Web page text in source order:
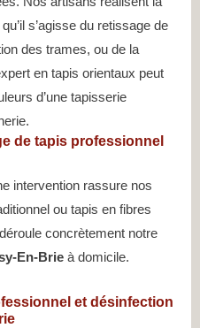
s’agisse du retissage de
des trames, ou de la
en tapis orientaux peut
d’une tapisserie
de tapis professionnel
intervention rassure nos
ou tapis en fibres
concrètement notre
En-Brie à domicile.
et désinfection